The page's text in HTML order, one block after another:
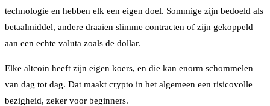
technologie en hebben elk een eigen doel. Sommige zijn bedoeld als
betaalmiddel, andere draaien slimme contracten of zijn gekoppeld
aan een echte valuta zoals de dollar.
Elke altcoin heeft zijn eigen koers, en die kan enorm schommelen
van dag tot dag. Dat maakt crypto in het algemeen een risicovolle
bezigheid, zeker voor beginners.